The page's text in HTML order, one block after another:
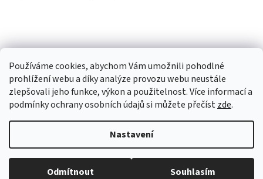
Používáme cookies, abychom Vám umožnili pohodlné
prohlížení webu a díky analýze provozu webu neustále
zlepšovali jeho funkce, výkon a použitelnost. Více informací a
podmínky ochrany osobních údajů si můžete přečístzde.
Nastavení
Odmítnout Souhlasím
EN-filmy.cz CD-Soundtrack.cz
Vytvořil Shoptet
Copyright 2026CD-hudba.cz. Všechna práva vyhrazena.Upravit